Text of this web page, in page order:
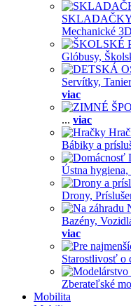
Mechanické
Glóbusy,
Servítky,
viac
... viac
Bábiky a
Ústna hygiena,
Drony,
Bazény,
viac
Starostlivosť o
Zberateľské
Mobilita